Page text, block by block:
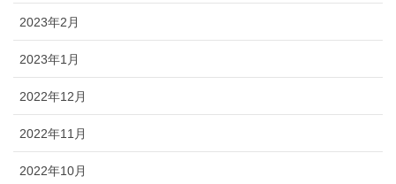
2023年2月
2023年1月
2022年12月
2022年11月
2022年10月